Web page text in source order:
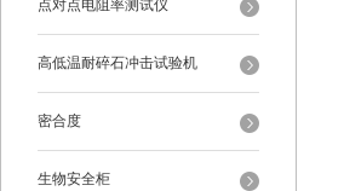
点对点电阻率测试仪
高低温耐碎石冲击试验机
密合度
生物安全柜